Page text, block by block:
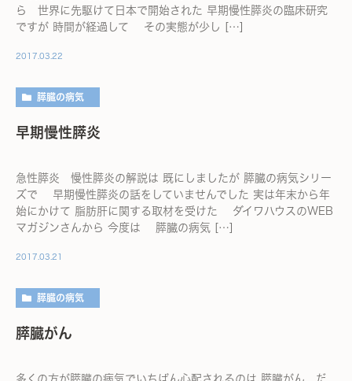
ら 世界に先駆けて日本で開始された 早期慢性膵炎の臨床研究
ですが 時間が経過して その実態が少し […]
2017.03.22
膵臓の病気
早期慢性膵炎
急性膵炎 慢性膵炎の解説は 既にしましたが 膵臓の病気シリー
ズで 早期慢性膵炎の話をしていませんでした 実は年末から年
始にかけて 脂肪肝に関する取材を受けた ダイワハウスのWEB
マガジンさんから 今度は 膵臓の病気 […]
2017.03.21
膵臓の病気
膵臓がん
多くの方が膵臓の病気でいちばん心配されるのは 膵臓がん だ